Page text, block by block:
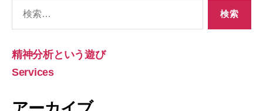
象:
精神分析という遊び
Services